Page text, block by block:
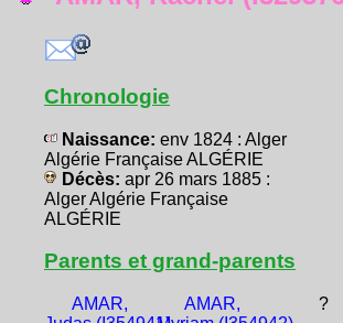
Chronologie
Naissance: env 1824 : Alger
Algérie Française ALGÉRIE
Décès: apr 26 mars 1885 :
Alger Algérie Française
ALGÉRIE
Parents et grand-parents
AMAR,
AMAR,
?